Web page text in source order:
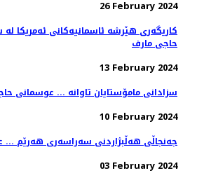
26 February 2024
کاریگەری هێرشە ئاسمانیەکانی ئەمریکا
حاجی مارف
13 February 2024
سزادانی مامۆستایان تاوانە ... عوسمانی
10 February 2024
جەنجاڵی هەڵبژاردنی سەراسەری هەرێم
03 February 2024